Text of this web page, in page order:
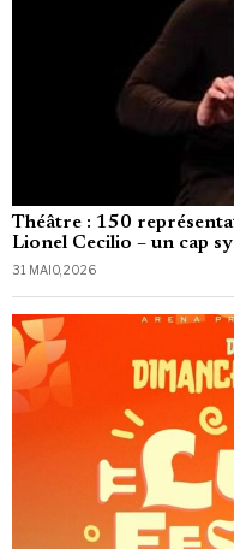
Théâtre : 150
Lionel Cecilio – un cap
31 MAIO, 2026